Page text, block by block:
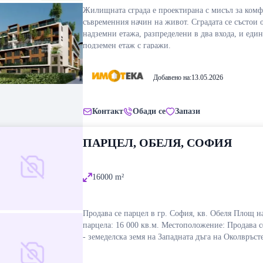
Жилищната сграда е проектирана с мисъл за
съвременния начин на живот. Сградата се състои
надземни етажа, разпределени в два входа, и един
подземен етаж с гаражи.
апартамента и впечатляващ вътрешен атриум –
дворно пространство, разположено в централната
етажа с общо 59 светли и функционално
апартамента.
Подземният етаж разполага с 47 самостоятелни
клетки, всяка със собствена партида за
изход, осигуряващи удобство и безопасност.
Сградата се намира в ж.к. Обеля 2 – район с
100 м от метростанцияМетростанция
Добавено на:13.05.2026
Контакт Обади се Запази
ПАРЦЕЛ, ОБЕЛЯ, СОФИЯ
16000 m²
Продава се парцел в гр. София, кв. Обеля Площ
парцела: 16 000 кв.м. Местоположение: Продава се парцел
- земеделска земя на Западната дъга на